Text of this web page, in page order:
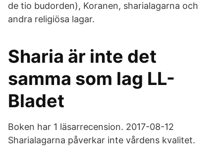
de tio budorden), Koranen, sharialagarna och
andra religiösa lagar.
Sharia är inte det
samma som lag LL-
Bladet
Boken har 1 läsarrecension. 2017-08-12
Sharialagarna påverkar inte vårdens kvalitet.